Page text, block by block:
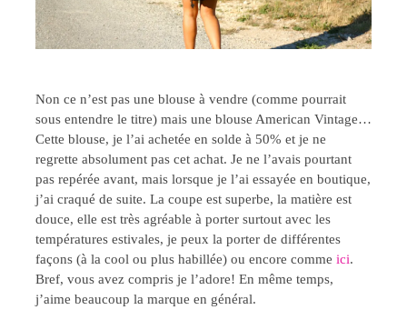
Non ce n’est pas une blouse à vendre (comme pourrait
sous entendre le titre) mais une blouse American Vintage…
Cette blouse, je l’ai achetée en solde à 50% et je ne
regrette absolument pas cet achat. Je ne l’avais pourtant
pas repérée avant, mais lorsque je l’ai essayée en boutique,
j’ai craqué de suite. La coupe est superbe, la matière est
douce, elle est très agréable à porter surtout avec les
températures estivales, je peux la porter de différentes
façons (à la cool ou plus habillée) ou encore comme ici.
Bref, vous avez compris je l’adore! En même temps,
j’aime beaucoup la marque en général.